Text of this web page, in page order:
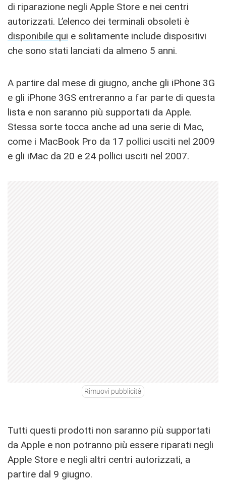
di riparazione negli Apple Store e nei centri
autorizzati. L’elenco dei terminali obsoleti è
disponibile qui e solitamente include dispositivi
che sono stati lanciati da almeno 5 anni.
A partire dal mese di giugno, anche gli iPhone 3G
e gli iPhone 3GS entreranno a far parte di questa
lista e non saranno più supportati da Apple.
Stessa sorte tocca anche ad una serie di Mac,
come i MacBook Pro da 17 pollici usciti nel 2009
e gli iMac da 20 e 24 pollici usciti nel 2007.
Rimuovi pubblicità
Tutti questi prodotti non saranno più supportati
da Apple e non potranno più essere riparati negli
Apple Store e negli altri centri autorizzati, a
partire dal 9 giugno.